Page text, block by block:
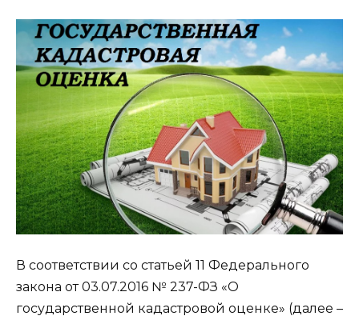
В соответствии со статьей 11 Федерального
закона от 03.07.2016 № 237-ФЗ «О
государственной кадастровой оценке» (далее –